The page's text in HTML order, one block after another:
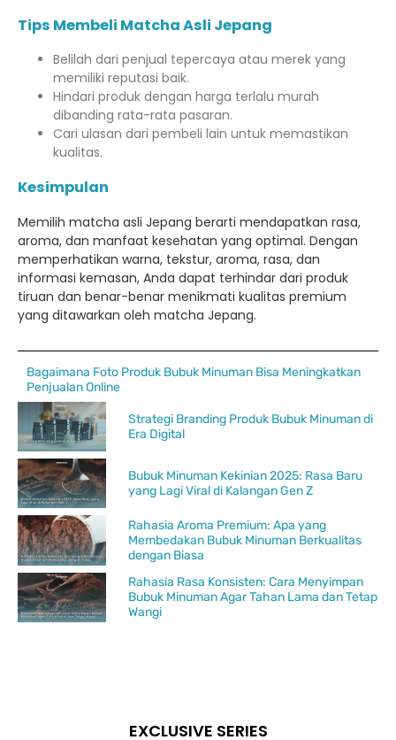
Tips Membeli Matcha Asli Jepang
Belilah dari penjual tepercaya atau merek yang
memiliki reputasi baik.
Hindari produk dengan harga terlalu murah
dibanding rata-rata pasaran.
Cari ulasan dari pembeli lain untuk memastikan
kualitas.
Kesimpulan
Memilih matcha asli Jepang berarti mendapatkan rasa,
aroma, dan manfaat kesehatan yang optimal. Dengan
memperhatikan warna, tekstur, aroma, rasa, dan
informasi kemasan, Anda dapat terhindar dari produk
tiruan dan benar-benar menikmati kualitas premium
yang ditawarkan oleh matcha Jepang.
Bagaimana Foto Produk Bubuk Minuman Bisa Meningkatkan
Penjualan Online
Strategi Branding Produk Bubuk Minuman di
Era Digital
Bubuk Minuman Kekinian 2025: Rasa Baru
yang Lagi Viral di Kalangan Gen Z
Rahasia Aroma Premium: Apa yang
Membedakan Bubuk Minuman Berkualitas
dengan Biasa
Rahasia Rasa Konsisten: Cara Menyimpan
Bubuk Minuman Agar Tahan Lama dan Tetap
Wangi
EXCLUSIVE SERIES